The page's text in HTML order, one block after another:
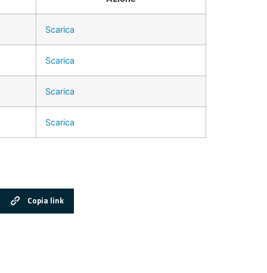
Scarica
Scarica
Scarica
Scarica
Copia link